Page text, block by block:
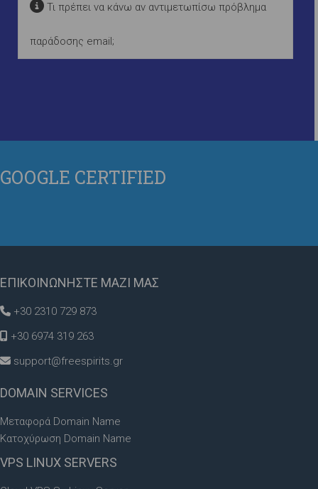
Τι πρέπει να κάνω αν αντιμετωπίσω πρόβλημα
παράδοσης email;
GOOGLE CERTIFIED
ΕΠΙΚΟΙΝΩΝΗΣΤΕ ΜΑΖΙ ΜΑΣ
+30 2310 729 873
+30 6974 319 263
support@freespirits.gr
DOMAIN SERVICES
Μεταφορά Domain Name
Κατοχύρωση Domain Name
VPS LINUX SERVERS